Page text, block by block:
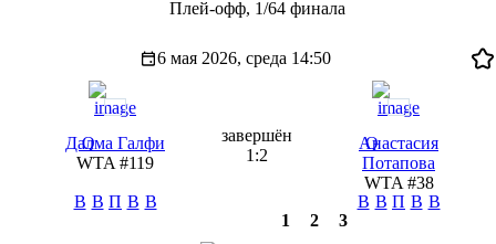
Плей-офф, 1/64 финала
6 мая 2026, среда 14:50
Q
Далма Галфи
WTA #119
В В П В В
завершён
1:2
Q
Анастасия
Потапова
WTA #38
В В П В В
1
2
3